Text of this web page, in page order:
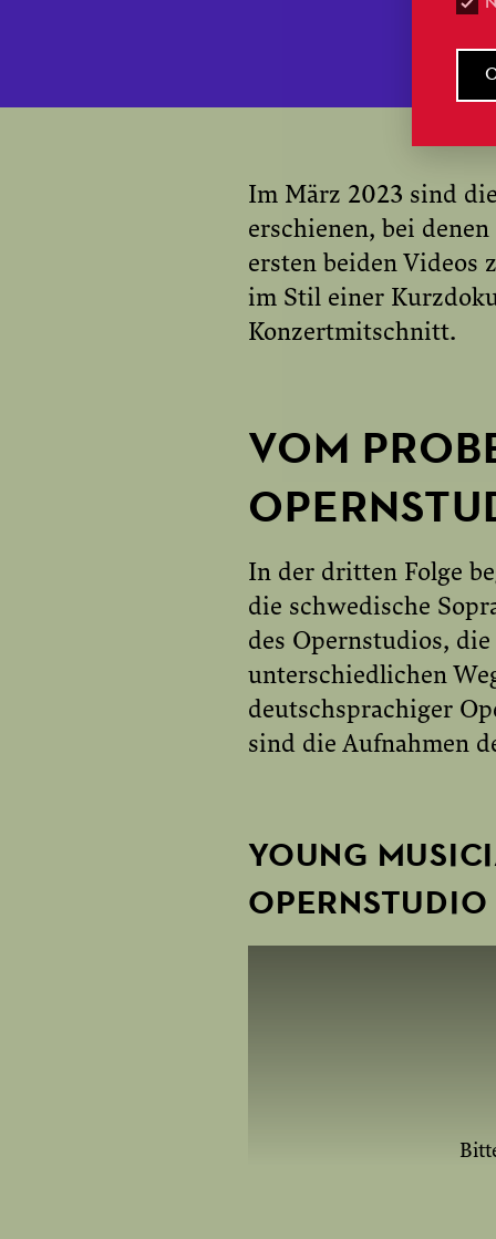
Im März 2023 sind
erschienen, bei
ersten beiden Videos
im Stil einer
Konzertmitschnitt.
VOM
In der dritten Folge
die schwedische
des Opernstudios,
unterschiedlichen
deutschsprachiger
sind die Aufnahmen
YOUNG
OPERNSTUDIO